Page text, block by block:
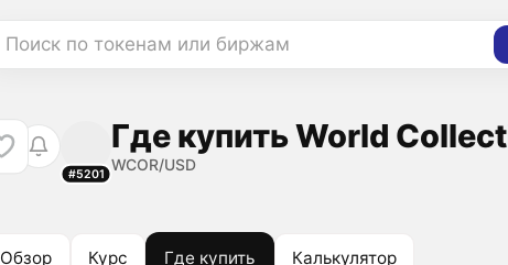
Поиск по токенам или биржам
#5201
Где купить World
WCOR/USD
Обзор Курс Где купить Калькулятор